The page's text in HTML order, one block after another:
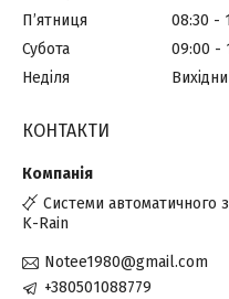
Пʼятниця
08:30
Субота
09:00
Неділя
КОНТАКТИ
Системи автоматичного
K-Rain
Notee1980@gmail.com
+380501088779